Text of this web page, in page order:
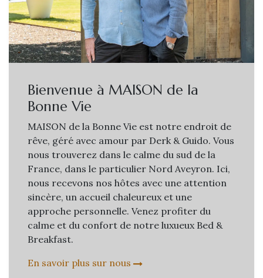
Bienvenue à MAISON de la
Bonne Vie
MAISON de la Bonne Vie est notre endroit de
rêve, géré avec amour par Derk & Guido. Vous
nous trouverez dans le calme du sud de la
France, dans le particulier Nord Aveyron. Ici,
nous recevons nos hôtes avec une attention
sincère, un accueil chaleureux et une
approche personnelle. Venez profiter du
calme et du confort de notre luxueux Bed &
Breakfast.
En savoir plus sur nous​